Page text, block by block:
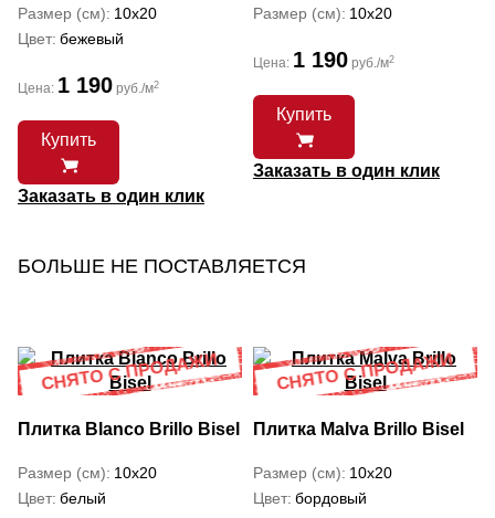
Размер (см) 10x20
Цвет бежевый
Цена: 1 190 руб./м2
Купить
Заказать в один клик
Размер (см) 10x20
Цена: 1 190 руб./м2
Купить
Заказать в один клик
БОЛЬШЕ НЕ ПОСТАВЛЯЕТСЯ
Плитка Blanco Brillo Bisel
Размер (см) 10x20
Цвет белый
Плитка Malva Brillo Bisel
Размер (см) 10x20
Цвет бордовый